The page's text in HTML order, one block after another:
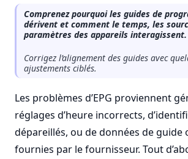
Comprenez pourquoi les guides de
dérivent et comment le temps, les
paramètres des appareils interagissent.
Corrigez l’alignement des guides avec
ajustements ciblés.
Les problèmes d’EPG proviennent
réglages d’heure incorrects,
dépareillés, ou de données de guide
fournies par le fournisseur. Tout